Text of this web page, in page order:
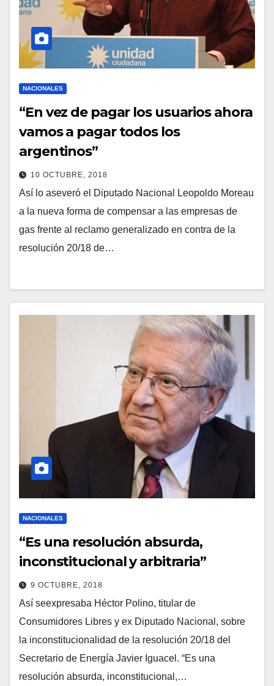
NACIONALES
“En vez de pagar los usuarios ahora
vamos a pagar todos los
argentinos”
10 OCTUBRE, 2018
Así lo aseveró el Diputado Nacional Leopoldo Moreau
a la nueva forma de compensar a las empresas de
gas frente al reclamo generalizado en contra de la
resolución 20/18 de…
NACIONALES
“Es una resolución absurda,
inconstitucional y arbitraria”
9 OCTUBRE, 2018
Así seexpresaba Héctor Polino, titular de
Consumidores Libres y ex Diputado Nacional, sobre
la inconstitucionalidad de la resolución 20/18 del
Secretario de Energía Javier Iguacel. “Es una
resolución absurda, inconstitucional,…